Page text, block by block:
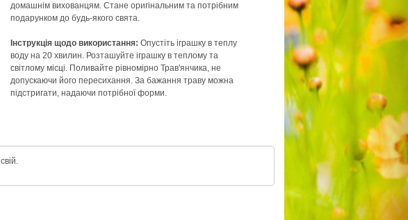
домашнім вихованцям. Стане оригінальним та потрібним
подарунком до будь-якого свята.
Інструкція щодо використання: Опустіть іграшку в теплу
воду на 20 хвилин. Розташуйте іграшку в теплому та
світлому місці. Поливайте рівномірно Трав'янчика, не
допускаючи його пересихання. За бажання траву можна
підстригати, надаючи потрібної форми.
свій.